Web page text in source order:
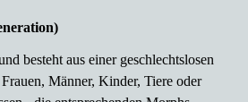
besteht aus einer geschlechtslosen
Männer, Kinder, Tiere oder